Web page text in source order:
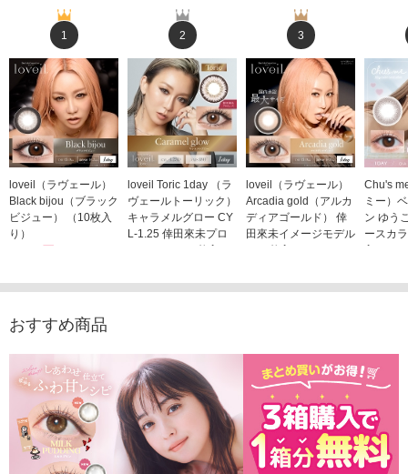
1
loveil（ラヴェール）
Black bijou（ブラック
ビジュー） （10枚入
り）
2
loveil Toric 1day （ラ
ヴェールトーリック）
キャラメルグロー CY
L-1.25 倖田來未プロ
1,760円(税込)
3
loveil（ラヴェール）
Arcadia gold（アルカ
ディアゴールド） 倖
田來未イメージモデル
Chu's
ミー）
ン ゆう
ースカ
おすすめ商品